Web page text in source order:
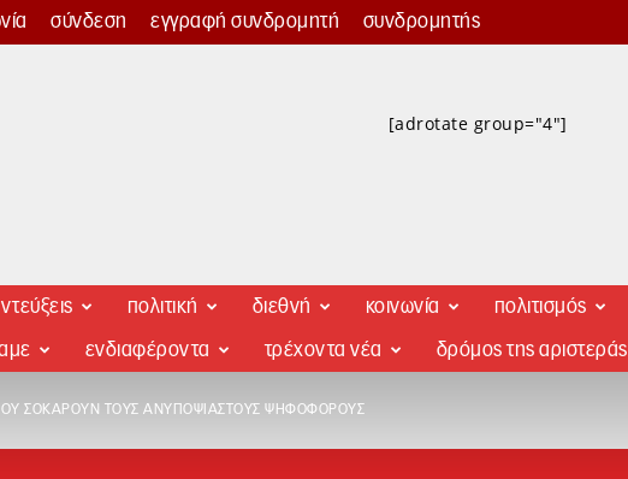
σύνδεση εγγραφή συνδρομητή συνδρομητής
[adrotate group="4"]
πολιτική διεθνή κοινωνία πολιτισμός
ενδιαφέροντα τρέχοντα νέα δρόμος της αριστεράς
ΣΟΚΆΡΟΥΝ ΤΟΥΣ ΑΝΥΠΟΨΊΑΣΤΟΥΣ ΨΗΦΟΦΌΡΟΥΣ